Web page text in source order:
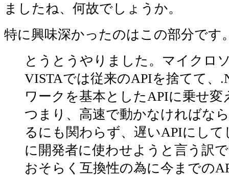
ましたね、何故でしょうか。
特に興味深かったのはこの部分です
とうとうやりました。マイクロ
VISTAでは従来のAPIを捨てて、
ワークを基本としたAPIに乗せ変
つまり、高速で動かなければな
るにも関わらず、遅いAPIにして
に開発者に使わせようと言う訳
おそらく互換性の為に今までの